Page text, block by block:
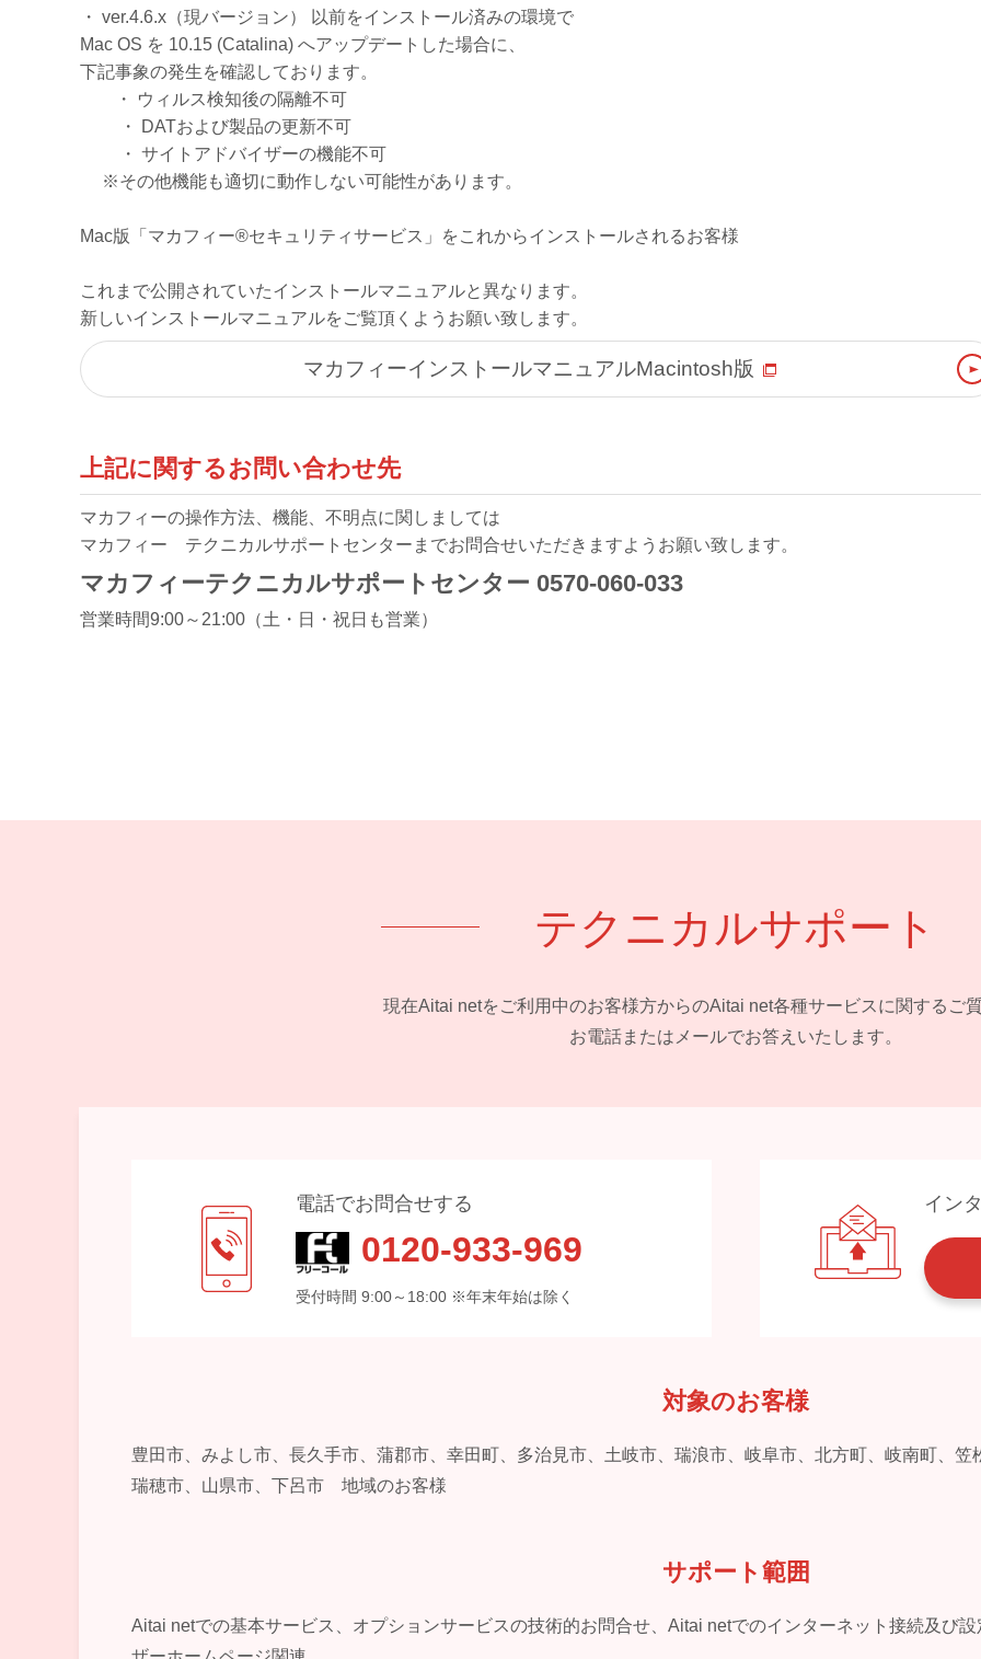
・ ver.4.6.x（現バージョン） 以前をインストール済みの環境で
Mac OS を 10.15 (Catalina) へアップデートした場合に、
下記事象の発生を確認しております。
・ ウィルス検知後の隔離不可
・ DATおよび製品の更新不可
・ サイトアドバイザーの機能不可
※その他機能も適切に動作しない可能性があります。
Mac版「マカフィー®セキュリティサービス」をこれからインストールされるお客様
これまで公開されていたインストールマニュアルと異なります。
新しいインストールマニュアルをご覧頂くようお願い致します。
マカフィーインストールマニュアルMacintosh版
上記に関するお問い合わせ先
マカフィーの操作方法、機能、不明点に関しましては
マカフィー テクニカルサポートセンターまでお問合せいただきますようお願い致します。
マカフィーテクニカルサポートセンター 0570-060-033
営業時間9:00～21:00（土・日・祝日も営業）
テクニカルサポート
現在Aitai netをご利用中のお客様方からのAitai net各種サービスに関するご
お電話またはメールでお答えいたします。
電話でお問合せする
0120-933-969
受付時間 9:00～18:00 ※年末年始は除く
イン
対象のお客様
豊田市、みよし市、長久手市、蒲郡市、幸田町、多治見市、土岐市、瑞浪市、岐阜市、北方町、岐南町、笠
瑞穂市、山県市、下呂市 地域のお客様
サポート範囲
Aitai netでの基本サービス、オプションサービスの技術的お問合せ、Aitai netでのインターネット接続及び